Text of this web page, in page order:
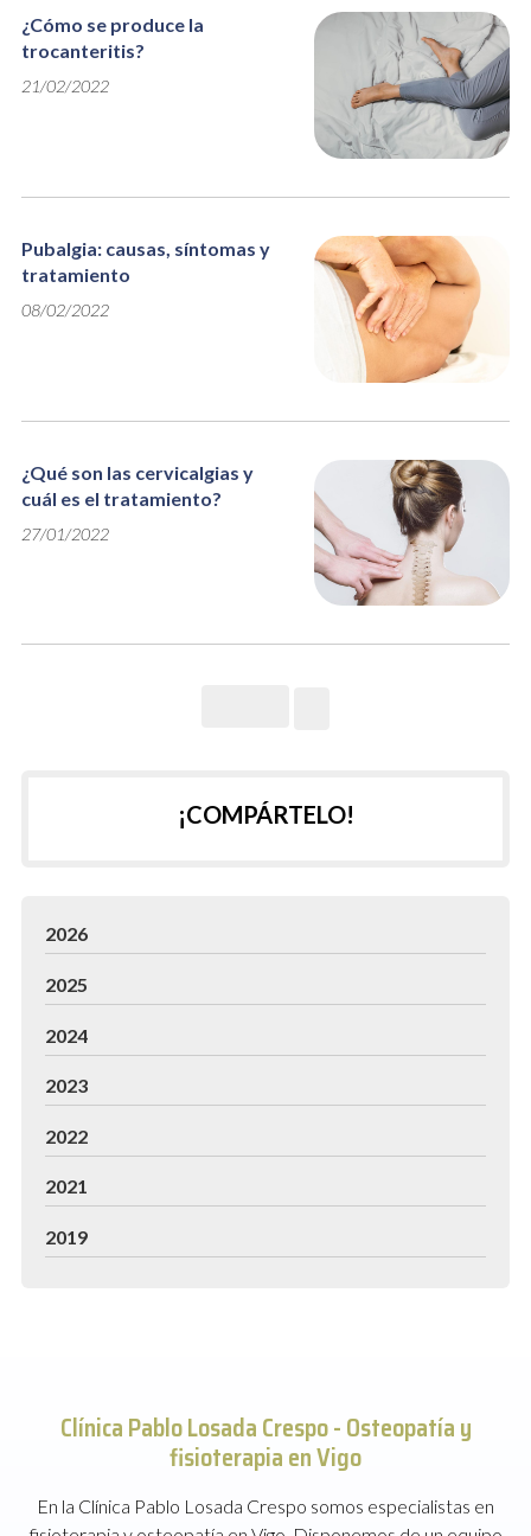
¿Cómo se produce la
trocanteritis?
21/02/2022
Pubalgia: causas, síntomas y
tratamiento
08/02/2022
¿Qué son las cervicalgias y
cuál es el tratamiento?
27/01/2022
¡COMPÁRTELO!
2026
2025
2024
2023
2022
2021
2019
Clínica Pablo Losada Crespo -Osteopatía y
fisioterapia en Vigo
En la Clínica Pablo Losada Crespo somos especialistas en